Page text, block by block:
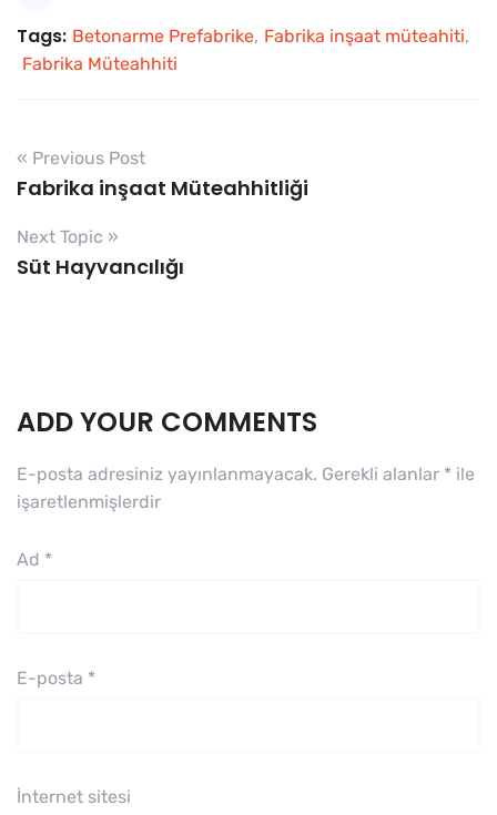
Tags: Betonarme Prefabrike, Fabrika inşaat müteahiti,
Fabrika Müteahhiti
« Previous Post
Fabrika inşaat Müteahhitliği
Next Topic »
Süt Hayvancılığı
ADD YOUR COMMENTS
E-posta adresiniz yayınlanmayacak. Gerekli alanlar * ile
işaretlenmişlerdir
Ad *
E-posta *
İnternet sitesi